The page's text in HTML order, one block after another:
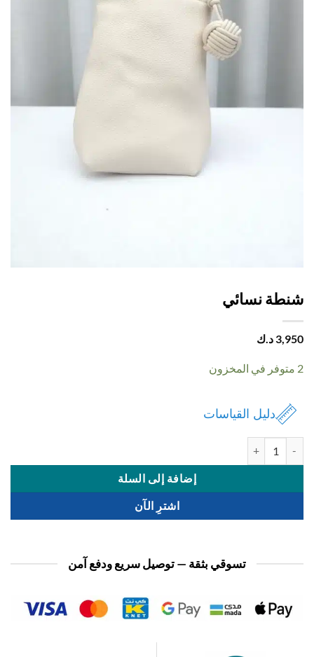
نسائي
د.ك
دليل القياسات
إضافة إلى السلة
اشترِ الآن
تسوقي بثقة — توصيل سريع ودفع آمن